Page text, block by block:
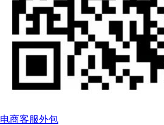
电商客服外包